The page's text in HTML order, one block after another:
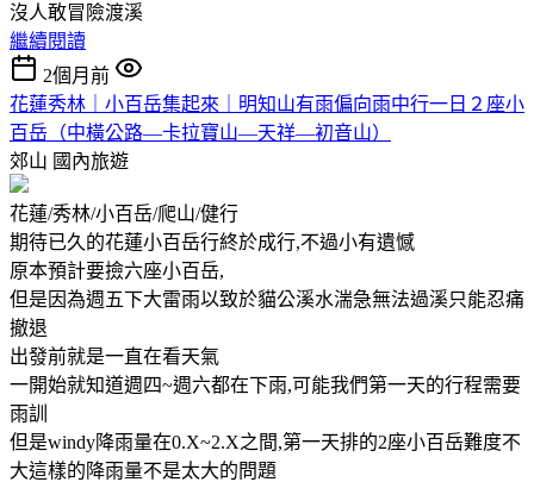
沒人敢冒險渡溪
繼續閱讀
2個月前
花蓮秀林｜小百岳集起來｜明知山有雨偏向雨中行一日２座小
百岳（中橫公路—卡拉寶山—天祥—初音山）
郊山 國內旅遊
花蓮/秀林/小百岳/爬山/健行
期待已久的花蓮小百岳行終於成行,不過小有遺憾
原本預計要撿六座小百岳,
但是因為週五下大雷雨以致於貓公溪水湍急無法過溪只能忍痛
撤退
出發前就是一直在看天氣
一開始就知道週四~週六都在下雨,可能我們第一天的行程需要
雨訓
但是windy降雨量在0.X~2.X之間,第一天排的2座小百岳難度不
大這樣的降雨量不是太大的問題